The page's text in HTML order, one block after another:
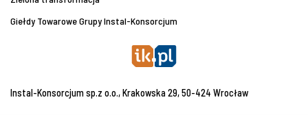
Giełdy Towarowe Grupy Instal-Konsorcjum
Instal-Konsorcjum sp.z o.o., Krakowska 29, 50-424 Wrocław